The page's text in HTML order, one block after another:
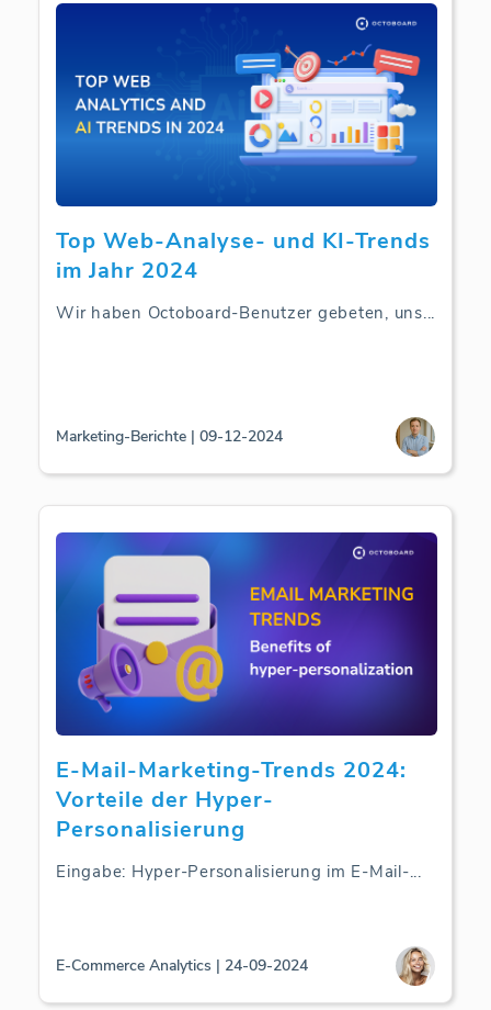
Top Web-Analyse- und KI-Trends
im Jahr 2024
Wir haben Octoboard-Benutzer gebeten, uns...
Marketing-Berichte | 09-12-2024
E-Mail-Marketing-Trends 2024:
Vorteile der Hyper-
Personalisierung
Eingabe: Hyper-Personalisierung im E-Mail-...
E-Commerce Analytics | 24-09-2024